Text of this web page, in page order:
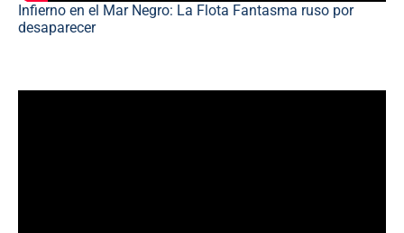
Infierno en el Mar Negro: La Flota Fantasma ruso por
desaparecer